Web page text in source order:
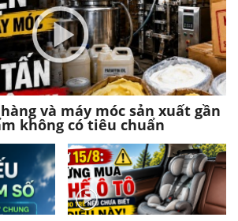
và máy móc sản xuất gần
không có tiêu chuẩn